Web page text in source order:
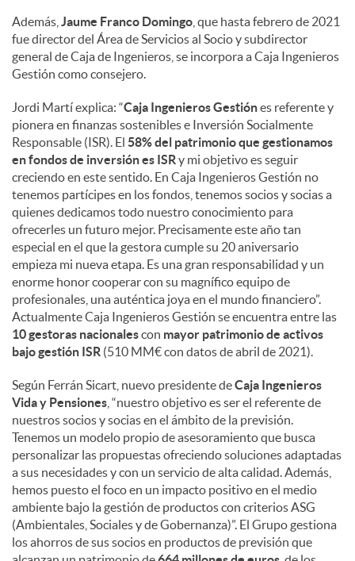
Además, Jaume Franco Domingo , que hasta febrero de 2021
fue director del Área de Servicios al Socio y subdirector
general de Caja de Ingenieros, se incorpora a Caja Ingenieros
Gestión como consejero.
Jordi Martí explica: “Caja Ingenieros Gestiónes referente y
pionera en finanzas sostenibles e Inversión Socialmente
Responsable (ISR). El 58% del patrimonio que gestionamos
en fondos de inversión es ISRy mi objetivo es seguir
creciendo en este sentido. En Caja Ingenieros Gestión no
tenemos partícipes en los fondos, tenemos socios y socias a
quienes dedicamos todo nuestro conocimiento para
ofrecerles un futuro mejor. Precisamente este año tan
especial en el que la gestora cumple su 20 aniversario
empieza mi nueva etapa. Es una gran responsabilidad y un
enorme honor cooperar con su magnífico equipo de
profesionales, una auténtica joya en el mundo financiero”.
Actualmente Caja Ingenieros Gestión se encuentra entre las
10 gestoras nacionalescon mayor patrimonio de activos
bajo gestión ISR (510 MM€ con datos de abril de 2021).
Según Ferrán Sicart, nuevo presidente deCaja Ingenieros
Vida y Pensiones , “nuestro objetivo es ser el referente de
nuestros socios y socias en el ámbito de la previsión.
Tenemos un modelo propio de asesoramiento que busca
personalizar las propuestas ofreciendo soluciones adaptadas
a sus necesidades y con un servicio de alta calidad. Además,
hemos puesto el foco en un impacto positivo en el medio
ambiente bajo la gestión de productos con criterios ASG
(Ambientales, Sociales y de Gobernanza)”. El Grupo gestiona
los ahorros de sus socios en productos de previsión que